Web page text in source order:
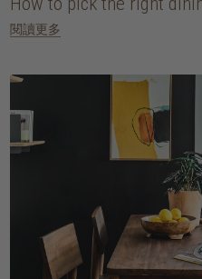
閱讀更多